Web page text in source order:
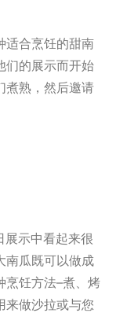
适合烹饪的甜南
们的展示而开始
煮熟，然后邀请
示中看起来很
南瓜既可以做成
烹饪方法–煮、烤
来做沙拉或与您